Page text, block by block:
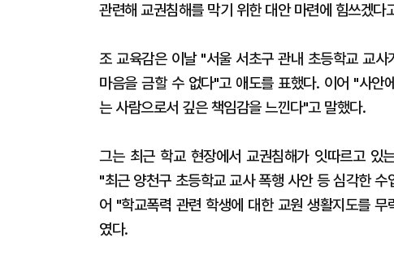
관련해 교권침해를 막기 위한 대안 마련에 힘쓰겠다
조 교육감은 이날 "서울 서초구 관내 초등학교 교
마음을 금할 수 없다"고 애도를 표했다. 이어 "사안
는 사람으로서 깊은 책임감을 느낀다"고 말했다.
그는 최근 학교 현장에서 교권침해가 잇따르고 있
"최근 양천구 초등학교 교사 폭행 사안 등 심각한 수
어 "학교폭력 관련 학생에 대한 교원 생활지도를
였다.